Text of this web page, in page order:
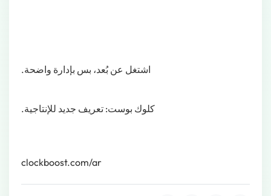
اشتغل عن بُعد، بس بإدارة واضحة.
كلوك بوست: تعريف جديد للإنتاجية.
clockboost.com/ar